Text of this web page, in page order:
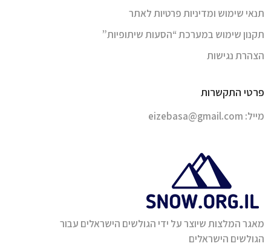
תנאי שימוש ומדיניות פרטיות לאתר
תקנון שימוש במערכת “הסעות שיתופיות”
הצהרת נגישות
פרטי התקשרות
מייל: eizebasa@gmail.com
מאגר המלצות שיוצר על ידי הגולשים הישראלים עבור
הגולשים הישראלים